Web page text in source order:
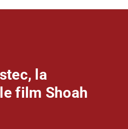
la
film Shoah